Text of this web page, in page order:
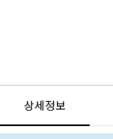
상세정보